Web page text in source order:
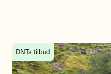
Praktisk informasjon
DNTs tilbud